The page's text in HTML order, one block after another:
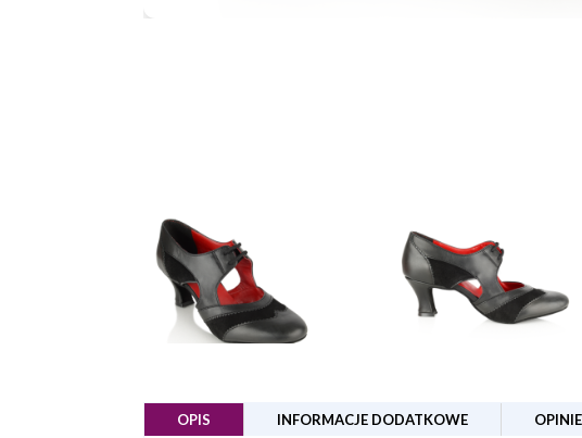
OPIS INFORMACJE DODATKOWE